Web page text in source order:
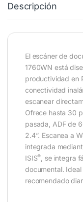
Descripción
El escáner de
1760WN está
productividad en
conectividad
escanear
Ofrece hasta 30
pasada, ADF de
2.4”. Escanea a
integrada
ISIS®
, se integra
documental.
recomendado